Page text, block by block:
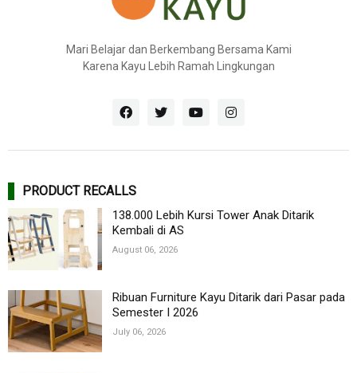
Mari Belajar dan Berkembang Bersama Kami
Karena Kayu Lebih Ramah Lingkungan
PRODUCT RECALLS
138.000 Lebih Kursi Tower Anak Ditarik
Kembali di AS
August 06, 2026
Ribuan Furniture Kayu Ditarik dari Pasar pada
Semester I 2026
July 06, 2026